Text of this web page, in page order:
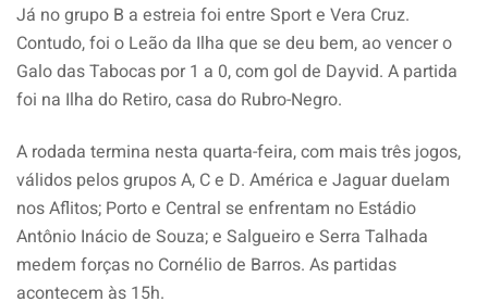
Já no grupo B a estreia foi entre Sport e Vera Cruz.
Contudo, foi o Leão da Ilha que se deu bem, ao vencer o
Galo das Tabocas por 1 a 0, com gol de Dayvid. A partida
foi na Ilha do Retiro, casa do Rubro-Negro.
A rodada termina nesta quarta-feira, com mais três jogos,
válidos pelos grupos A, C e D. América e Jaguar duelam
nos Aflitos; Porto e Central se enfrentam no Estádio
Antônio Inácio de Souza; e Salgueiro e Serra Talhada
medem forças no Cornélio de Barros. As partidas
acontecem às 15h.